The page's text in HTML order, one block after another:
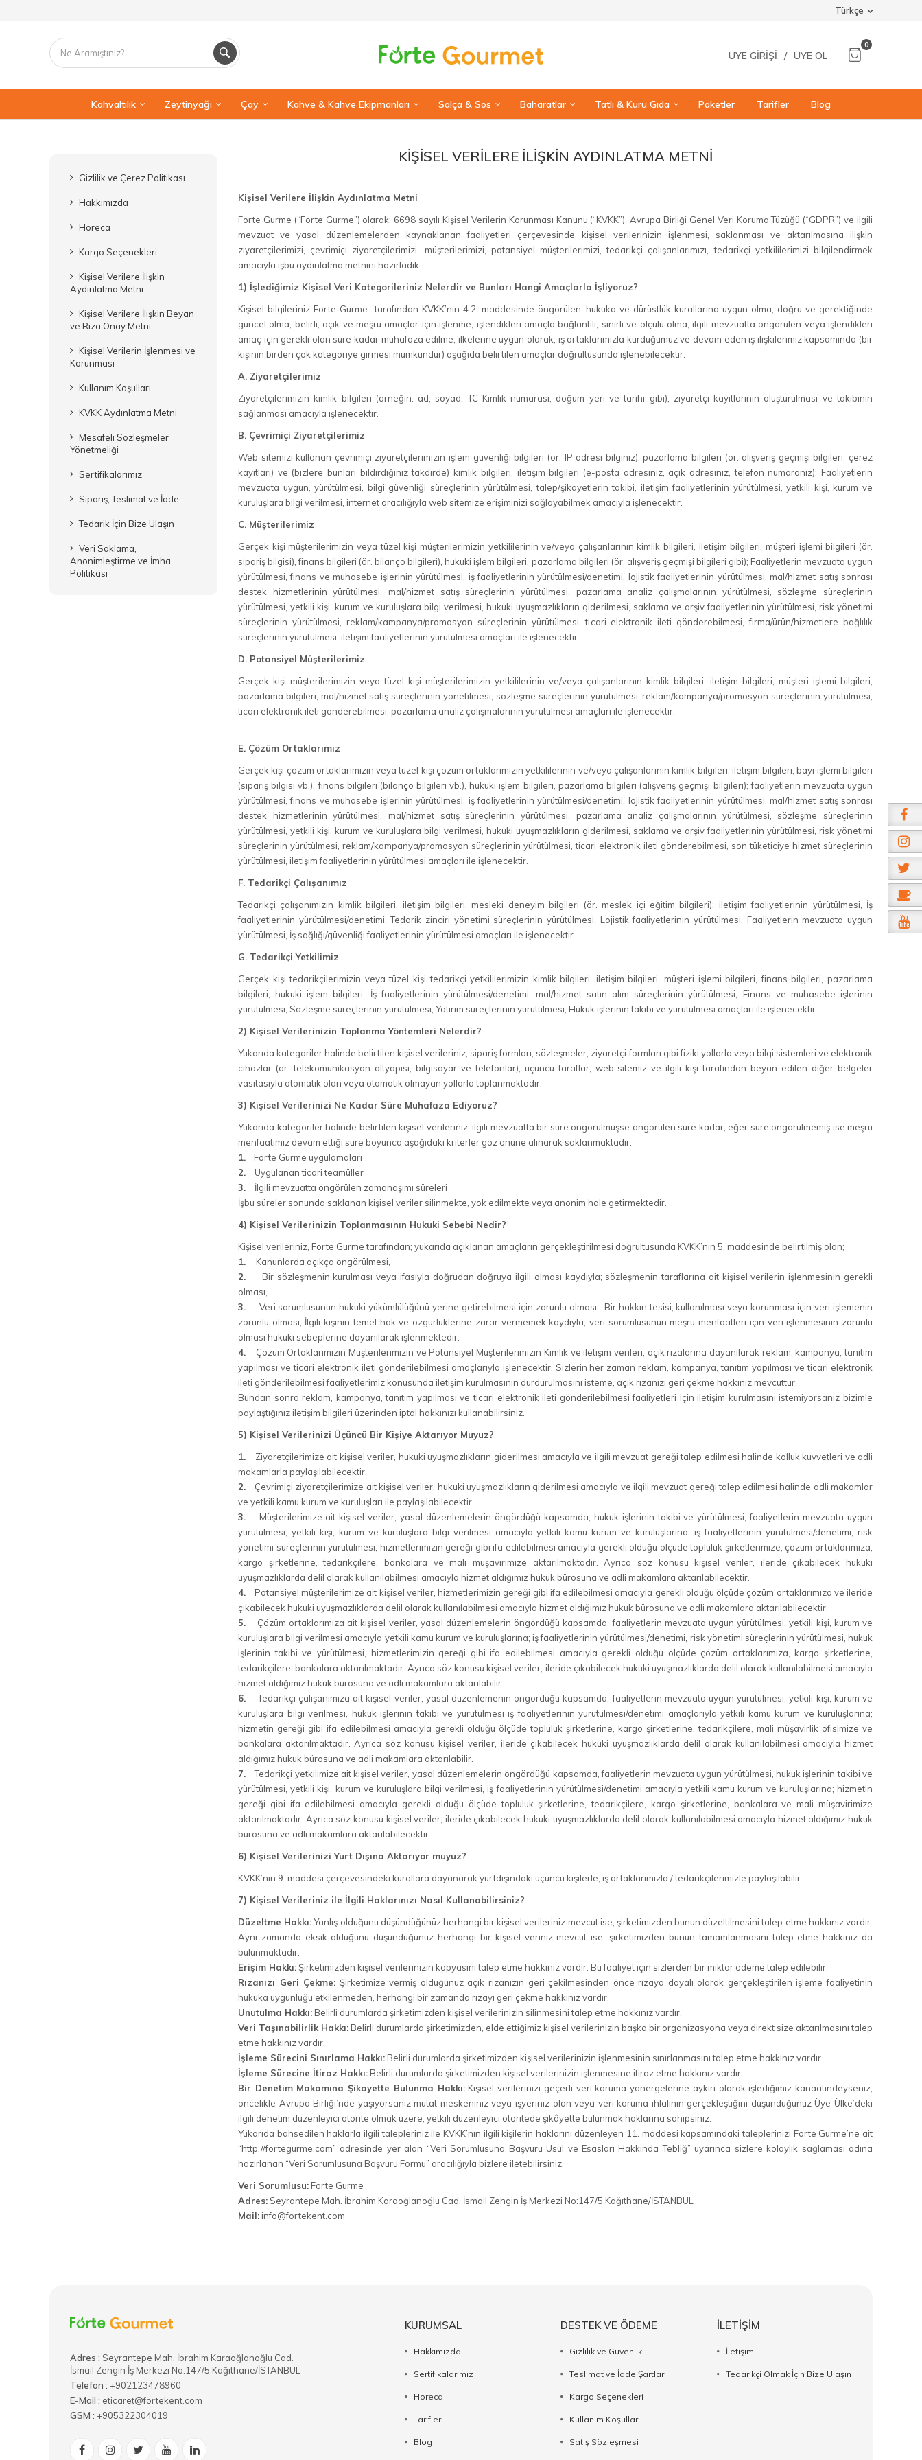
Türkçe
ÜYE GIRIŞI / ÜYE OL
0
Kahvaltılık Zeytinyağı Çay Kahve & Kahve Ekipmanları Salça & Sos Baharatlar Tatlı & Kuru Gıda Paketler Tarifler Blog
Gizlilik ve Çerez Politikası
Hakkımızda
Horeca
Kargo Seçenekleri
Kişisel Verilere İlişkin
Aydınlatma Metni
Kişisel Verilere İlişkin Beyan
ve Rıza Onay Metni
Kişisel Verilerin İşlenmesi ve
Korunması
Kullanım Koşulları
KVKK Aydınlatma Metni
Mesafeli Sözleşmeler
Yönetmeliği
Sertifikalarımız
Sipariş, Teslimat ve İade
Tedarik İçin Bize Ulaşın
Veri Saklama,
Anonimleştirme ve İmha
Politikası
KIŞISEL VERILERE İLIŞKIN AYDINLATMA METNI
Kişisel Verilere İlişkin Aydınlatma Metni
Forte Gurme (“Forte Gurme”) olarak; 6698 sayılı Kişisel Verilerin Korunması Kanunu (“KVKK”), Avrupa Birliği Genel Veri Koruma Tüzüğü (“GDPR”) ve ilgili
mevzuat ve yasal düzenlemelerden kaynaklanan faaliyetleri çerçevesinde kişisel verilerinizin işlenmesi, saklanması ve aktarılmasına ilişkin
ziyaretçilerimizi, çevrimiçi ziyaretçilerimizi, müşterilerimizi, potansiyel müşterilerimizi, tedarikçi çalışanlarımızı, tedarikçi yetkililerimizi bilgilendirmek
amacıyla işbu aydınlatma metnini hazırladık.
1) İşlediğimiz Kişisel Veri Kategorileriniz Nelerdir ve Bunları Hangi Amaçlarla İşliyoruz?
Kişisel bilgileriniz Forte Gurme tarafından KVKK’nın 4.2. maddesinde öngörülen; hukuka ve dürüstlük kurallarına uygun olma, doğru ve gerektiğinde
güncel olma, belirli, açık ve meşru amaçlar için işlenme, işlendikleri amaçla bağlantılı, sınırlı ve ölçülü olma, ilgili mevzuatta öngörülen veya işlendikleri
amaç için gerekli olan süre kadar muhafaza edilme, ilkelerine uygun olarak, iş ortaklarımızla kurduğumuz ve devam eden iş ilişkilerimiz kapsamında (bir
kişinin birden çok kategoriye girmesi mümkündür) aşağıda belirtilen amaçlar doğrultusunda işlenebilecektir.
A. Ziyaretçilerimiz
Ziyaretçilerimizin kimlik bilgileri (örneğin. ad, soyad, TC Kimlik numarası, doğum yeri ve tarihi gibi), ziyaretçi kayıtlarının oluşturulması ve takibinin
sağlanması amacıyla işlenecektir.
B. Çevrimiçi Ziyaretçilerimiz
Web sitemizi kullanan çevrimiçi ziyaretçilerimizin işlem güvenliği bilgileri (ör. IP adresi bilginiz), pazarlama bilgileri (ör. alışveriş geçmişi bilgileri, çerez
kayıtları) ve (bizlere bunları bildirdiğiniz takdirde) kimlik bilgileri, iletişim bilgileri (e-posta adresiniz, açık adresiniz, telefon numaranız); Faaliyetlerin
mevzuata uygun, yürütülmesi, bilgi güvenliği süreçlerinin yürütülmesi, talep/şikayetlerin takibi, iletişim faaliyetlerinin yürütülmesi, yetkili kişi, kurum ve
kuruluşlara bilgi verilmesi, internet aracılığıyla web sitemize erişiminizi sağlayabilmek amacıyla işlenecektir.
C. Müşterilerimiz
Gerçek kişi müşterilerimizin veya tüzel kişi müşterilerimizin yetkililerinin ve/veya çalışanlarının kimlik bilgileri, iletişim bilgileri, müşteri işlemi bilgileri (ör.
sipariş bilgisi), finans bilgileri (ör. bilanço bilgileri), hukuki işlem bilgileri, pazarlama bilgileri (ör. alışveriş geçmişi bilgileri gibi); Faaliyetlerin mevzuata uygun
yürütülmesi, finans ve muhasebe işlerinin yürütülmesi, iş faaliyetlerinin yürütülmesi/denetimi, lojistik faaliyetlerinin yürütülmesi, mal/hizmet satış sonrası
destek hizmetlerinin yürütülmesi, mal/hizmet satış süreçlerinin yürütülmesi, pazarlama analiz çalışmalarının yürütülmesi, sözleşme süreçlerinin
yürütülmesi, yetkili kişi, kurum ve kuruluşlara bilgi verilmesi, hukuki uyuşmazlıkların giderilmesi, saklama ve arşiv faaliyetlerinin yürütülmesi, risk yönetimi
süreçlerinin yürütülmesi, reklam/kampanya/promosyon süreçlerinin yürütülmesi, ticari elektronik ileti gönderebilmesi, firma/ürün/hizmetlere bağlılık
süreçlerinin yürütülmesi, iletişim faaliyetlerinin yürütülmesi amaçları ile işlenecektir.
D. Potansiyel Müşterilerimiz
Gerçek kişi müşterilerimizin veya tüzel kişi müşterilerimizin yetkililerinin ve/veya çalışanlarının kimlik bilgileri, iletişim bilgileri, müşteri işlemi bilgileri,
pazarlama bilgileri; mal/hizmet satış süreçlerinin yönetilmesi, sözleşme süreçlerinin yürütülmesi, reklam/kampanya/promosyon süreçlerinin yürütülmesi,
ticari elektronik ileti gönderebilmesi, pazarlama analiz çalışmalarının yürütülmesi amaçları ile işlenecektir.
E. Çözüm Ortaklarımız
Gerçek kişi çözüm ortaklarımızın veya tüzel kişi çözüm ortaklarımızın yetkililerinin ve/veya çalışanlarının kimlik bilgileri, iletişim bilgileri, bayi işlemi bilgileri
(sipariş bilgisi vb.), finans bilgileri (bilanço bilgileri vb.), hukuki işlem bilgileri, pazarlama bilgileri (alışveriş geçmişi bilgileri); faaliyetlerin mevzuata uygun
yürütülmesi, finans ve muhasebe işlerinin yürütülmesi, iş faaliyetlerinin yürütülmesi/denetimi, lojistik faaliyetlerinin yürütülmesi, mal/hizmet satış sonrası
destek hizmetlerinin yürütülmesi, mal/hizmet satış süreçlerinin yürütülmesi, pazarlama analiz çalışmalarının yürütülmesi, sözleşme süreçlerinin
yürütülmesi, yetkili kişi, kurum ve kuruluşlara bilgi verilmesi, hukuki uyuşmazlıkların giderilmesi, saklama ve arşiv faaliyetlerinin yürütülmesi, risk yönetimi
süreçlerinin yürütülmesi, reklam/kampanya/promosyon süreçlerinin yürütülmesi, ticari elektronik ileti gönderebilmesi, son tüketiciye hizmet süreçlerinin
yürütülmesi, iletişim faaliyetlerinin yürütülmesi amaçları ile işlenecektir.
F. Tedarikçi Çalışanımız
Tedarikçi çalışanımızın kimlik bilgileri, iletişim bilgileri, mesleki deneyim bilgileri (ör. meslek içi eğitim bilgileri); iletişim faaliyetlerinin yürütülmesi, İş
faaliyetlerinin yürütülmesi/denetimi, Tedarik zinciri yönetimi süreçlerinin yürütülmesi, Lojistik faaliyetlerinin yürütülmesi, Faaliyetlerin mevzuata uygun
yürütülmesi, İş sağlığı/güvenliği faaliyetlerinin yürütülmesi amaçları ile işlenecektir.
G. Tedarikçi Yetkilimiz
Gerçek kişi tedarikçilerimizin veya tüzel kişi tedarikçi yetkililerimizin kimlik bilgileri, iletişim bilgileri, müşteri işlemi bilgileri, finans bilgileri, pazarlama
bilgileri, hukuki işlem bilgileri; İş faaliyetlerinin yürütülmesi/denetimi, mal/hizmet satın alım süreçlerinin yürütülmesi, Finans ve muhasebe işlerinin
yürütülmesi, Sözleşme süreçlerinin yürütülmesi, Yatırım süreçlerinin yürütülmesi, Hukuk işlerinin takibi ve yürütülmesi amaçları ile işlenecektir.
2) Kişisel Verilerinizin Toplanma Yöntemleri Nelerdir?
Yukarıda kategoriler halinde belirtilen kişisel verileriniz; sipariş formları, sözleşmeler, ziyaretçi formları gibi fiziki yollarla veya bilgi sistemleri ve elektronik
cihazlar (ör. telekomünikasyon altyapısı, bilgisayar ve telefonlar), üçüncü taraflar, web sitemiz ve ilgili kişi tarafından beyan edilen diğer belgeler
vasıtasıyla otomatik olan veya otomatik olmayan yollarla toplanmaktadır.
3) Kişisel Verilerinizi Ne Kadar Süre Muhafaza Ediyoruz?
Yukarıda kategoriler halinde belirtilen kişisel verileriniz, ilgili mevzuatta bir sure öngörülmüşse öngörülen süre kadar; eğer süre öngörülmemiş ise meşru
menfaatimiz devam ettiği süre boyunca aşağıdaki kriterler göz önüne alınarak saklanmaktadır.
1. Forte Gurme uygulamaları
2.
Uygulanan ticari teamüller
3.
İlgili mevzuatta öngörülen zamanaşımı süreleri
İşbu süreler sonunda saklanan kişisel veriler silinmekte, yok edilmekte veya anonim hale getirmektedir.
4) Kişisel Verilerinizin Toplanmasının Hukuki Sebebi Nedir?
Kişisel verileriniz, Forte Gurme tarafından; yukarıda açıklanan amaçların gerçekleştirilmesi doğrultusunda KVKK’nın 5. maddesinde belirtilmiş olan;
1. Kanunlarda açıkça öngörülmesi,
2. Bir sözleşmenin kurulması veya ifasıyla doğrudan doğruya ilgili olması kaydıyla; sözleşmenin taraflarına ait kişisel verilerin işlenmesinin gerekli
olması,
3. Veri sorumlusunun hukuki yükümlülüğünü yerine getirebilmesi için zorunlu olması, Bir hakkın tesisi, kullanılması veya korunması için veri işlemenin
zorunlu olması, İlgili kişinin temel hak ve özgürlüklerine zarar vermemek kaydıyla, veri sorumlusunun meşru menfaatleri için veri işlenmesinin zorunlu
olması hukuki sebeplerine dayanılarak işlenmektedir.
4. Çözüm Ortaklarımızın Müşterilerimizin ve Potansiyel Müşterilerimizin Kimlik ve iletişim verileri, açık rızalarına dayanılarak reklam, kampanya, tanıtım
yapılması ve ticari elektronik ileti gönderilebilmesi amaçlarıyla işlenecektir. Sizlerin her zaman reklam, kampanya, tanıtım yapılması ve ticari elektronik
ileti gönderilebilmesi faaliyetlerimiz konusunda iletişim kurulmasının durdurulmasını isteme, açık rızanızı geri çekme hakkınız mevcuttur.
Bundan sonra reklam, kampanya, tanıtım yapılması ve ticari elektronik ileti gönderilebilmesi faaliyetleri için iletişim kurulmasını istemiyorsanız bizimle
paylaştığınız iletişim bilgileri üzerinden iptal hakkınızı kullanabilirsiniz.
5) Kişisel Verilerinizi Üçüncü Bir Kişiye Aktarıyor Muyuz?
1. Ziyaretçilerimize ait kişisel veriler, hukuki uyuşmazlıkların giderilmesi amacıyla ve ilgili mevzuat gereği talep edilmesi halinde kolluk kuvvetleri ve adli
makamlarla paylaşılabilecektir.
2. Çevrimiçi ziyaretçilerimize ait kişisel veriler, hukuki uyuşmazlıkların giderilmesi amacıyla ve ilgili mevzuat gereği talep edilmesi halinde adli makamlar
ve yetkili kamu kurum ve kuruluşları ile paylaşılabilecektir.
3. Müşterilerimize ait kişisel veriler, yasal düzenlemelerin öngördüğü kapsamda, hukuk işlerinin takibi ve yürütülmesi, faaliyetlerin mevzuata uygun
yürütülmesi, yetkili kişi, kurum ve kuruluşlara bilgi verilmesi amacıyla yetkili kamu kurum ve kuruluşlarına; iş faaliyetlerinin yürütülmesi/denetimi, risk
yönetimi süreçlerinin yürütülmesi, hizmetlerimizin gereği gibi ifa edilebilmesi amacıyla gerekli olduğu ölçüde topluluk şirketlerimize, çözüm ortaklarımıza,
kargo şirketlerine, tedarikçilere, bankalara ve mali müşavirimize aktarılmaktadır. Ayrıca söz konusu kişisel veriler, ileride çıkabilecek hukuki
uyuşmazlıklarda delil olarak kullanılabilmesi amacıyla hizmet aldığımız hukuk bürosuna ve adli makamlara aktarılabilecektir.
4. Potansiyel müşterilerimize ait kişisel veriler, hizmetlerimizin gereği gibi ifa edilebilmesi amacıyla gerekli olduğu ölçüde çözüm ortaklarımıza ve ileride
çıkabilecek hukuki uyuşmazlıklarda delil olarak kullanılabilmesi amacıyla hizmet aldığımız hukuk bürosuna ve adli makamlara aktarılabilecektir.
5. Çözüm ortaklarımıza ait kişisel veriler, yasal düzenlemelerin öngördüğü kapsamda, faaliyetlerin mevzuata uygun yürütülmesi, yetkili kişi, kurum ve
kuruluşlara bilgi verilmesi amacıyla yetkili kamu kurum ve kuruluşlarına; iş faaliyetlerinin yürütülmesi/denetimi, risk yönetimi süreçlerinin yürütülmesi, hukuk
işlerinin takibi ve yürütülmesi, hizmetlerimizin gereği gibi ifa edilebilmesi amacıyla gerekli olduğu ölçüde çözüm ortaklarımıza, kargo şirketlerine,
tedarikçilere, bankalara aktarılmaktadır. Ayrıca söz konusu kişisel veriler, ileride çıkabilecek hukuki uyuşmazlıklarda delil olarak kullanılabilmesi amacıyla
hizmet aldığımız hukuk bürosuna ve adli makamlara aktarılabilir.
6.
Tedarikçi çalışanımıza ait kişisel veriler, yasal düzenlemenin öngördüğü kapsamda, faaliyetlerin mevzuata uygun yürütülmesi, yetkili kişi, kurum ve
kuruluşlara bilgi verilmesi, hukuk işlerinin takibi ve yürütülmesi iş faaliyetlerinin yürütülmesi/denetimi amaçlarıyla yetkili kamu kurum ve kuruluşlarına;
hizmetin gereği gibi ifa edilebilmesi amacıyla gerekli olduğu ölçüde topluluk şirketlerine, kargo şirketlerine, tedarikçilere, mali müşavirlik ofisimize ve
bankalara aktarılmaktadır. Ayrıca söz konusu kişisel veriler, ileride çıkabilecek hukuki uyuşmazlıklarda delil olarak kullanılabilmesi amacıyla hizmet
aldığımız hukuk bürosuna ve adli makamlara aktarılabilir.
7. Tedarikçi yetkilimize ait kişisel veriler, yasal düzenlemelerin öngördüğü kapsamda, faaliyetlerin mevzuata uygun yürütülmesi, hukuk işlerinin takibi ve
yürütülmesi, yetkili kişi, kurum ve kuruluşlara bilgi verilmesi, iş faaliyetlerinin yürütülmesi/denetimi amacıyla yetkili kamu kurum ve kuruluşlarına; hizmetin
gereği gibi ifa edilebilmesi amacıyla gerekli olduğu ölçüde topluluk şirketlerine, tedarikçilere, kargo şirketlerine, bankalara ve mali müşavirimize
aktarılmaktadır. Ayrıca söz konusu kişisel veriler, ileride çıkabilecek hukuki uyuşmazlıklarda delil olarak kullanılabilmesi amacıyla hizmet aldığımız hukuk
bürosuna ve adli makamlara aktarılabilecektir.
6) Kişisel Verilerinizi Yurt Dışına Aktarıyor muyuz?
KVKK’nın 9. maddesi çerçevesindeki kurallara dayanarak yurtdışındaki üçüncü kişilerle, iş ortaklarımızla / tedarikçilerimizle paylaşılabilir.
7) Kişisel Verileriniz ile İlgili Haklarınızı Nasıl Kullanabilirsiniz?
Düzeltme Hakkı:Yanlış olduğunu düşündüğünüz herhangi bir kişisel verileriniz mevcut ise, şirketimizden bunun düzeltilmesini talep etme hakkınız vardır.
Aynı zamanda eksik olduğunu düşündüğünüz herhangi bir kişisel veriniz mevcut ise, şirketimizden bunun tamamlanmasını talep etme hakkınız da
bulunmaktadır.
Erişim Hakkı:Şirketimizden kişisel verilerinizin kopyasını talep etme hakkınız vardır. Bu faaliyet için sizlerden bir miktar ödeme talep edilebilir.
Rızanızı Geri Çekme: Şirketimize vermiş olduğunuz açık rızanızın geri çekilmesinden önce rızaya dayalı olarak gerçekleştirilen işleme faaliyetinin
hukuka uygunluğu etkilenmeden, herhangi bir zamanda rızayı geri çekme hakkınız vardır.
Unutulma Hakkı: Belirli durumlarda şirketimizden kişisel verilerinizin silinmesini talep etme hakkınız vardır.
Veri Taşınabilirlik Hakkı: Belirli durumlarda şirketimizden, elde ettiğimiz kişisel verilerinizin başka bir organizasyona veya direkt size aktarılmasını talep
etme hakkınız vardır.
İşleme Sürecini Sınırlama Hakkı: Belirli durumlarda şirketimizden kişisel verilerinizin işlenmesinin sınırlanmasını talep etme hakkınız vardır.
İşleme Sürecine İtiraz Hakkı: Belirli durumlarda şirketimizden kişisel verilerinizin işlenmesine itiraz etme hakkınız vardır.
Bir Denetim Makamına Şikayette Bulunma Hakkı:Kişisel verilerinizi geçerli veri koruma yönergelerine aykırı olarak işlediğimiz kanaatindeyseniz,
öncelikle Avrupa Birliği’nde yaşıyorsanız mutat meskeniniz veya işyeriniz olan veya veri koruma ihlalinin gerçekleştiğini düşündüğünüz Üye Ülke’deki
ilgili denetim düzenleyici otorite olmak üzere, yetkili düzenleyici otoritede şikâyette bulunmak haklarına sahipsiniz.
Yukarıda bahsedilen haklarla ilgili talepleriniz ile KVKK’nın ilgili kişilerin haklarını düzenleyen 11. maddesi kapsamındaki taleplerinizi Forte Gurme’ne ait
“http://fortegurme.com” adresinde yer alan “Veri Sorumlusuna Başvuru Usul ve Esasları Hakkında Tebliğ” uyarınca sizlere kolaylık sağlaması adına
hazırlanan “Veri Sorumlusuna Başvuru Formu” aracılığıyla bizlere iletebilirsiniz.
Veri Sorumlusu: Forte Gurme
Adres: ​Seyrantepe Mah. İbrahim Karaoğlanoğlu Cad. İsmail Zengin İş Merkezi No:147/5 Kağıthane/İSTANBUL
Mail: info@fortekent.com
Adres : ​Seyrantepe Mah. İbrahim Karaoğlanoğlu Cad.
İsmail Zengin İş Merkezi No:147/5 Kağıthane/İSTANBUL
Telefon : +902123478960
E-Mail : eticaret@fortekent.com
GSM : +905322304019
KURUMSAL
Hakkımızda
Sertifikalarımız
Horeca
Tarifler
Blog
DESTEK VE ÖDEME
Gizlilik ve Güvenlik
Teslimat ve İade Şartları
Kargo Seçenekleri
Kullanım Koşulları
Satış Sözleşmesi
İLETİŞİM
İletişim
Tedarikçi Olmak İçin Bize Ulaşın